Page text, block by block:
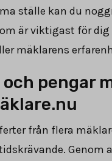
ställe kan du
är viktigast för dig
mäklarens
pengar
från flera
Genom